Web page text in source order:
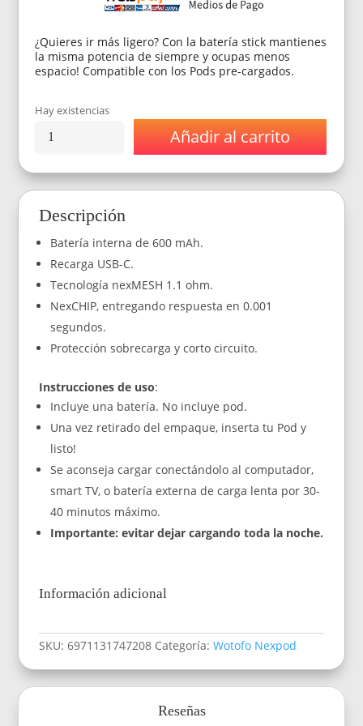
¿Quieres ir más ligero? Con la batería stick mantienes
la misma potencia de siempre y ocupas menos
espacio! Compatible con los Pods pre-cargados.
Hay existencias
Batería
Nexpod
Stick
Rose
cantidad
Añadir al carrito
Descripción
Batería interna de 600 mAh.
Recarga USB-C.
Tecnología nexMESH 1.1 ohm.
NexCHIP, entregando respuesta en 0.001
segundos.
Protección sobrecarga y corto circuito.
Instrucciones de uso:
Incluye una batería. No incluye pod.
Una vez retirado del empaque, inserta tu Pod y
listo!
Se aconseja cargar conectándolo al computador,
smart TV, o batería externa de carga lenta por 30-
40 minutos máximo.
Importante: evitar dejar cargando toda la noche.
Información adicional
SKU:6971131747208 Categoría:Wotofo Nexpod
Reseñas